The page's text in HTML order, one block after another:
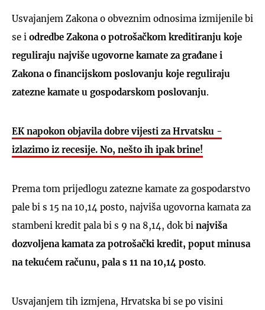
Usvajanjem Zakona o obveznim odnosima izmijenile bi
se i odredbe Zakona o potrošačkom kreditiranju koje
reguliraju najviše ugovorne kamate za građane i
Zakona o financijskom poslovanju koje reguliraju
zatezne kamate u gospodarskom poslovanju.
EK napokon objavila dobre vijesti za Hrvatsku -
izlazimo iz recesije. No, nešto ih ipak brine!
Prema tom prijedlogu zatezne kamate za gospodarstvo
pale bi s 15 na 10,14 posto, najviša ugovorna kamata za
stambeni kredit pala bi s 9 na 8,14, dok bi najviša
dozvoljena kamata za potrošački kredit, poput minusa
na tekućem računu, pala s 11 na 10,14 posto.
Usvajanjem tih izmjena, Hrvatska bi se po visini